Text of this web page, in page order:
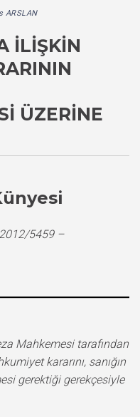
ARSLAN
İLIŞKIN
ÜZERINE
5459 –
Mahkemesi tarafından
kararını, sanığın
gerektiği gerekçesiyle